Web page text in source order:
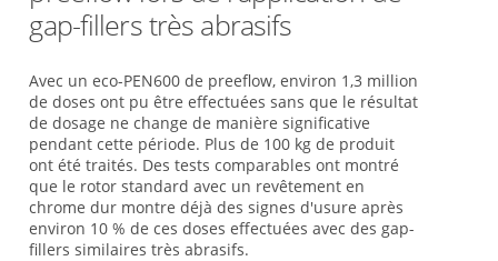
gap-fillers très abrasifs
Avec un eco-PEN600 de preeflow, environ 1,3 million
de doses ont pu être effectuées sans que le résultat
de dosage ne change de manière significative
pendant cette période. Plus de 100 kg de produit
ont été traités. Des tests comparables ont montré
que le rotor standard avec un revêtement en
chrome dur montre déjà des signes d'usure après
environ 10 % de ces doses effectuées avec des gap-
fillers similaires très abrasifs.